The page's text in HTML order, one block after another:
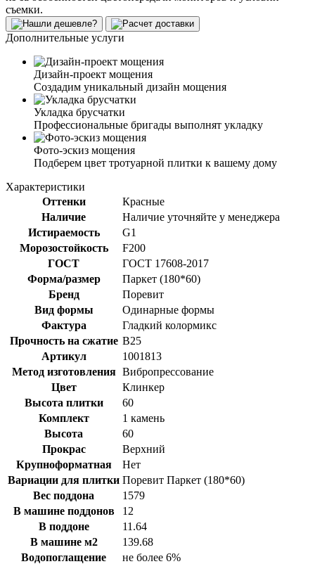
съемки.
Дополнительные услуги
Дизайн-проект мощения
Создадим уникальный дизайн мощения
Укладка брусчатки
Профессиональные бригады выполнят укладку
Фото-эскиз мощения
Подберем цвет тротуарной плитки к вашему дому
Характеристики
Оттенки
Красные
Наличие
Наличие уточняйте у менеджера
Истираемость
G1
Морозостойкость
F200
ГОСТ
ГОСТ 17608-2017
Форма/размер
Паркет (180*60)
Бренд
Поревит
Вид формы
Одинарные формы
Фактура
Гладкий колормикс
Прочность на сжатие B25
Артикул
1001813
Метод изготовления Вибропрессование
Цвет
Клинкер
Высота плитки
60
Комплект
1 камень
Высота
60
Прокрас
Верхний
Крупноформатная
Нет
Вариации для плитки Поревит Паркет (180*60)
Вес поддона
1579
В машине поддонов
12
В поддоне
11.64
В машине м2
139.68
Водопоглащение
не более 6%